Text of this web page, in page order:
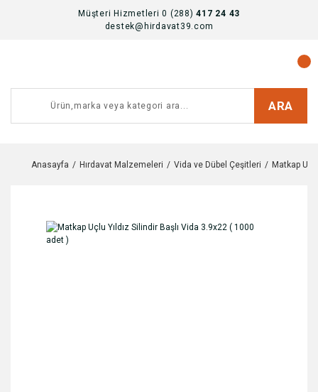
Müşteri Hizmetleri 0 (288)417 24 43
destek@hirdavat39.com
ARA
Anasayfa Hırdavat Malzemeleri Vida ve Dübel Çeşitleri Matkap